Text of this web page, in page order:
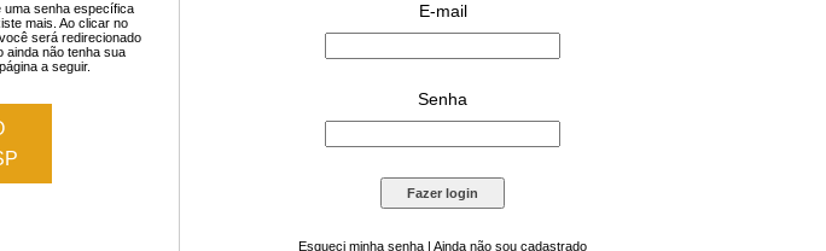
uma senha específica
mais. Ao clicar no
será redirecionado
ainda não tenha sua
a seguir.
E-mail
Senha
Esqueci minha senha | Ainda não sou cadastrado